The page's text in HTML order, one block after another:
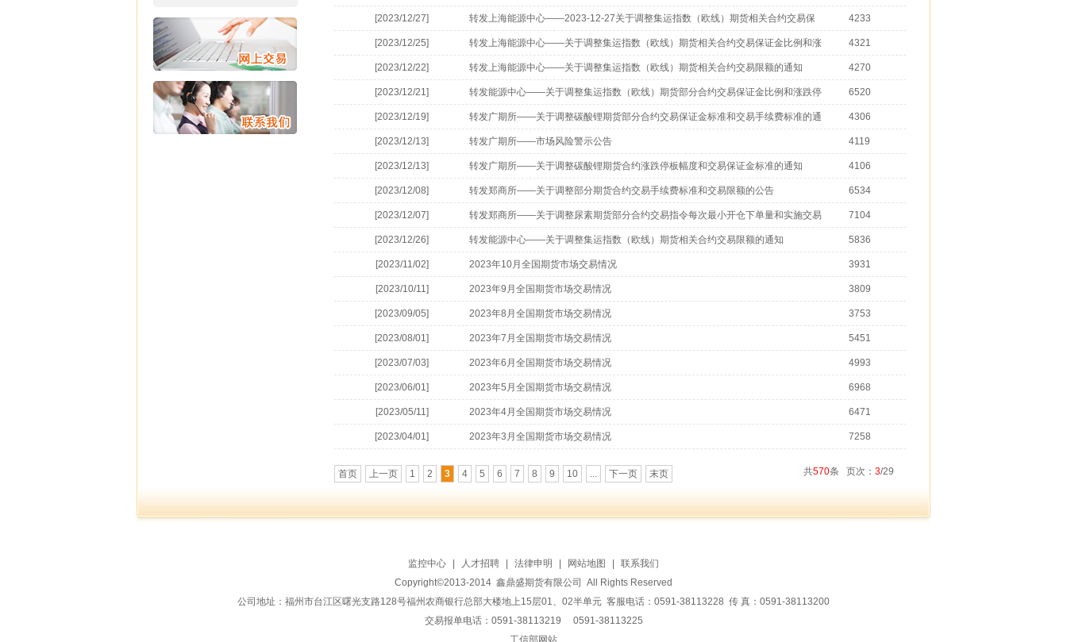
[2023/12/27] 转发上海能源中心——2023-12-27关于调整集运指数（欧线）期货相关合约交易保
证金比例和涨跌停板幅度的通知
4233
[2023/12/25] 转发上海能源中心——关于调整集运指数（欧线）期货相关合约交易保证金比例和涨
跌停板幅度的通知
4321
[2023/12/22] 转发上海能源中心——关于调整集运指数（欧线）期货相关合约交易限额的通知 4270
[2023/12/21] 转发能源中心——关于调整集运指数（欧线）期货部分合约交易保证金比例和涨跌停
板幅度的通知
6520
[2023/12/19] 转发广期所——关于调整碳酸锂期货部分合约交易保证金标准和交易手续费标准的通
知
4306
[2023/12/13] 转发广期所——市场风险警示公告 4119
[2023/12/13] 转发广期所——关于调整碳酸锂期货合约涨跌停板幅度和交易保证金标准的通知 4106
[2023/12/08] 转发郑商所——关于调整部分期货合约交易手续费标准和交易限额的公告 6534
[2023/12/07] 转发郑商所——关于调整尿素期货部分合约交易指令每次最小开仓下单量和实施交易
限额的公告
7104
[2023/12/26] 转发能源中心——关于调整集运指数（欧线）期货相关合约交易限额的通知 5836
[2023/11/02] 2023年10月全国期货市场交易情况 3931
[2023/10/11] 2023年9月全国期货市场交易情况 3809
[2023/09/05] 2023年8月全国期货市场交易情况 3753
[2023/08/01] 2023年7月全国期货市场交易情况 5451
[2023/07/03] 2023年6月全国期货市场交易情况 4993
[2023/06/01] 2023年5月全国期货市场交易情况 6968
[2023/05/11] 2023年4月全国期货市场交易情况 6471
[2023/04/01] 2023年3月全国期货市场交易情况 7258
首页 上一页 1 2 3 4 5 6 7 8 9 10 ... 下一页 末页 共570条 页次： 3/29
监控中心 人才招聘 法律申明 网站地图
联系我们
Copyright©2013-2014 鑫鼎盛期货有限公司 All Rights Reserved
公司地址：福州市台江区曙光支路128号福州农商银行总部大楼地上15层01、02半单元 客服电话：0591-38113228 传 真：0591-38113200
交易报单电话：0591-38113219 0591-38113225
工信部网站